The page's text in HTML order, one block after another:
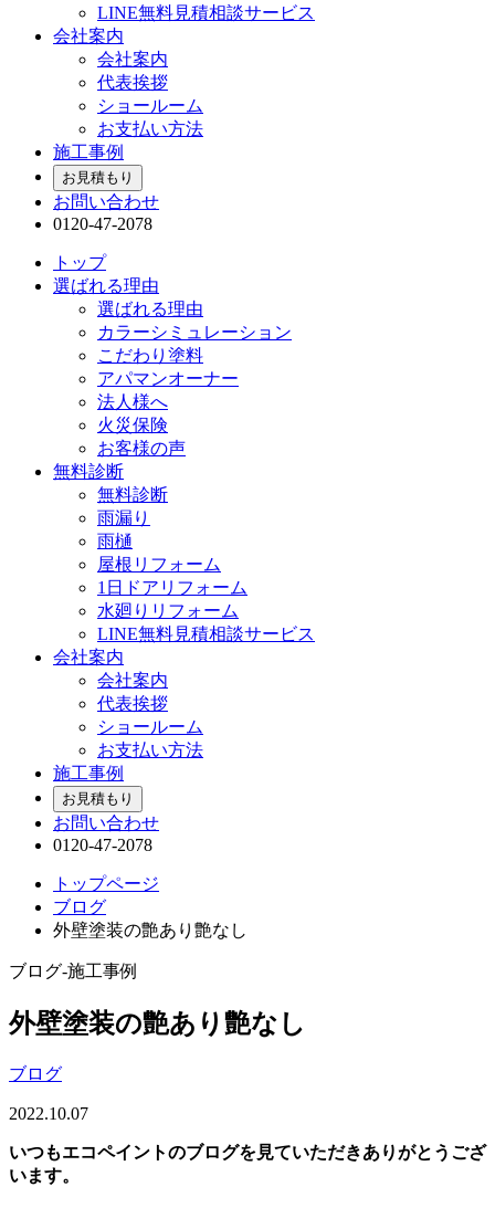
LINE無料見積相談サービス
会社案内
会社案内
代表挨拶
ショールーム
お支払い方法
施工事例
お見積もり
お問い合わせ
0120-47-2078
トップ
選ばれる理由
選ばれる理由
カラーシミュレーション
こだわり塗料
アパマンオーナー
法人様へ
火災保険
お客様の声
無料診断
無料診断
雨漏り
雨樋
屋根リフォーム
1日ドアリフォーム
水廻りリフォーム
LINE無料見積相談サービス
会社案内
会社案内
代表挨拶
ショールーム
お支払い方法
施工事例
お見積もり
お問い合わせ
0120-47-2078
トップページ
ブログ
外壁塗装の艶あり艶なし
ブログ-施工事例
外壁塗装の艶あり艶なし
ブログ
2022.10.07
いつもエコペイントのブログを見ていただきありがとうござ
います。